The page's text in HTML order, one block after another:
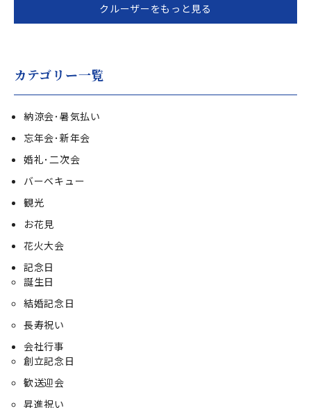
クルーザーをもっと見る
カテゴリー一覧
納涼会･暑気払い
忘年会･新年会
婚礼･二次会
バーベキュー
観光
お花見
花火大会
記念日
誕生日
結婚記念日
長寿祝い
会社行事
創立記念日
歓送迎会
昇進祝い